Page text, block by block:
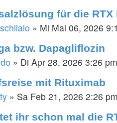
für die RTX
» Mi Mai 06, 2026
bzw. Dapagliflozin
» Di Apr 28, 2026 3:26 pm
mit Rituximab
» Sa Feb 21, 2026 2:26 pm
ihr schon mal die